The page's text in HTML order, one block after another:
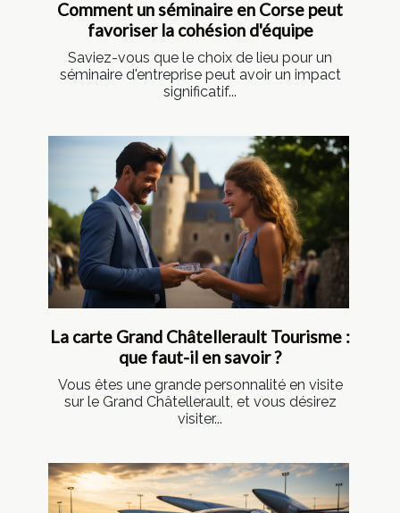
Comment un séminaire en Corse peut
favoriser la cohésion d'équipe
Saviez-vous que le choix de lieu pour un
séminaire d'entreprise peut avoir un impact
significatif...
La carte Grand Châtellerault Tourisme :
que faut-il en savoir ?
Vous êtes une grande personnalité en visite
sur le Grand Châtellerault, et vous désirez
visiter...